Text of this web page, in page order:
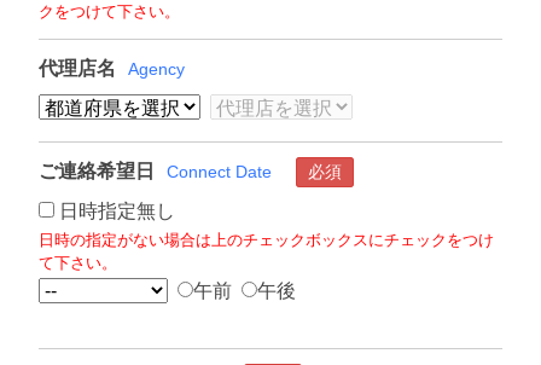
クをつけて下さい。
代理店名 Agency
ご連絡希望日 Connect Date 必須
日時指定無し
日時の指定がない場合は上のチェックボックスにチェックをつけ
て下さい。
午前 午後